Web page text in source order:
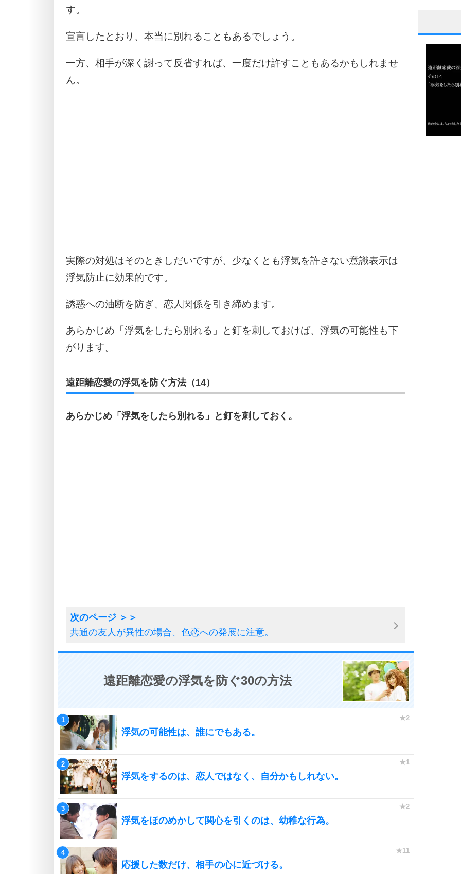
す。
宣言したとおり、本当に別れることもあるでしょう。
一方、相手が深く謝って反省すれば、一度だけ許すこともあるかもしれませ
ん。
実際の対処はそのときしだいですが、少なくとも浮気を許さない意識表示は
浮気防止に効果的です。
誘惑への油断を防ぎ、恋人関係を引き締めます。
あらかじめ「浮気をしたら別れる」と釘を刺しておけば、浮気の可能性も下
がります。
遠距離恋愛の浮気を防ぐ方法（14）
あらかじめ「浮気をしたら別れる」と釘を刺しておく。
共通の友人が異性の場合、色恋への発展に注意。
遠距離恋愛の浮気を防ぐ30の方法
浮気の可能性は、誰にでもある。
浮気をするのは、恋人ではなく、自分かもしれない。
浮気をほのめかして関心を引くのは、幼稚な行為。
応援した数だけ、相手の心に近づける。
1
3